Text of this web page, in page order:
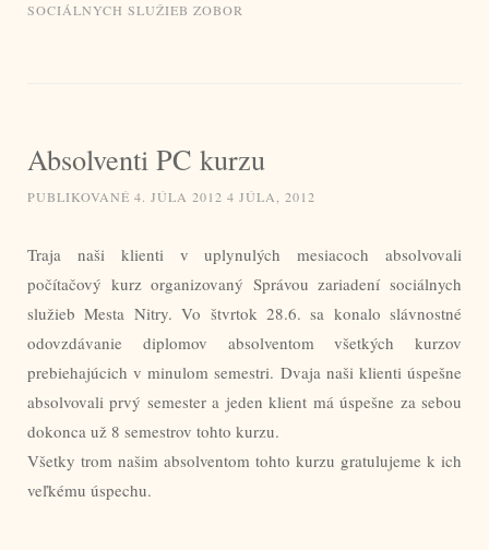
SOCIÁLNYCH SLUŽIEB ZOBOR
Absolventi PC kurzu
PUBLIKOVANÉ 4. JÚLA 2012 4 JÚLA, 2012
Traja naši klienti v uplynulých mesiacoch absolvovali
počítačový kurz organizovaný Správou zariadení sociálnych
služieb Mesta Nitry. Vo štvrtok 28.6. sa konalo slávnostné
odovzdávanie diplomov absolventom všetkých kurzov
prebiehajúcich v minulom semestri. Dvaja naši klienti úspešne
absolvovali prvý semester a jeden klient má úspešne za sebou
dokonca už 8 semestrov tohto kurzu.
Všetky trom našim absolventom tohto kurzu gratulujeme k ich
veľkému úspechu.